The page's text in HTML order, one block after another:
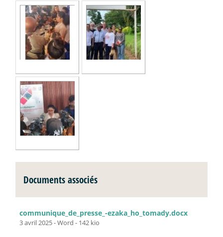
Documents associés
communique_de_presse_-ezaka_ho_tomady.docx
3 avril 2025-Word - 142 kio